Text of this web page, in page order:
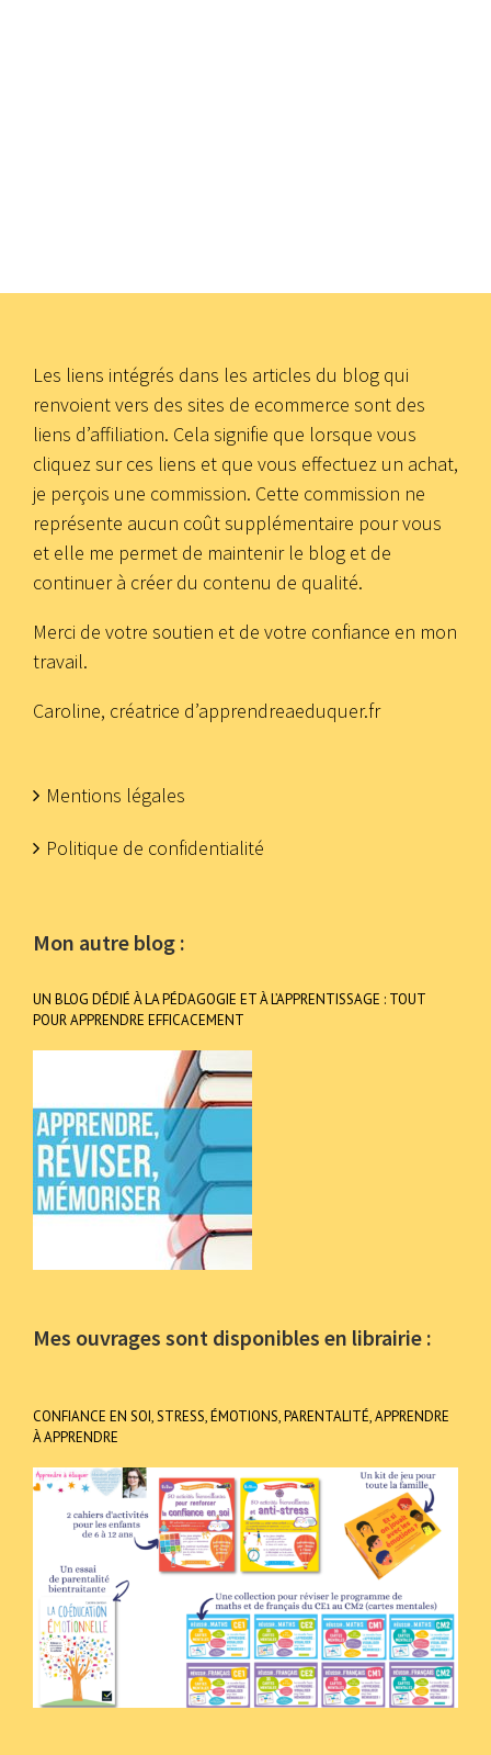
Les liens intégrés dans les articles du blog qui
renvoient vers des sites de ecommerce sont des
liens d’affiliation. Cela signifie que lorsque vous
cliquez sur ces liens et que vous effectuez un achat,
je perçois une commission. Cette commission ne
représente aucun coût supplémentaire pour vous
et elle me permet de maintenir le blog et de
continuer à créer du contenu de qualité.
Merci de votre soutien et de votre confiance en mon
travail.
Caroline, créatrice d’apprendreaeduquer.fr
Mentions légales
Politique de confidentialité
Mon autre blog :
UN BLOG DÉDIÉ À LA PÉDAGOGIE ET À L’APPRENTISSAGE : TOUT
POUR APPRENDRE EFFICACEMENT
Mes ouvrages sont disponibles en librairie :
CONFIANCE EN SOI, STRESS, ÉMOTIONS, PARENTALITÉ, APPRENDRE
À APPRENDRE